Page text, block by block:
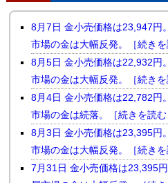
8月7日 金小売価格は23,947円
市場の金は大幅反発。［続きを
8月5日 金小売価格は22,932円
市場の金は大幅反発。［続きを
8月4日 金小売価格は22,782円
市場の金は続落。［続きを読む
8月3日 金小売価格は23,395円
市場の金は大幅反発。［続きを
7月31日 金小売価格は23,395